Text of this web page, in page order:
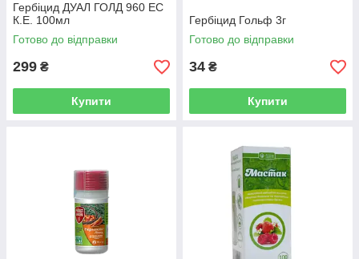
Гербіцид ДУАЛ ГОЛД 960 ЕС
К.Е. 100мл
Готово до відправки
299 ₴
Купити
Гербіцид Гольф 3г
Готово до відправки
34 ₴
Купити